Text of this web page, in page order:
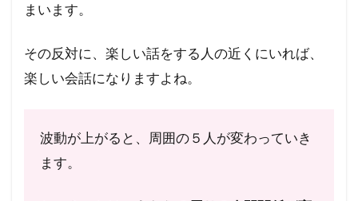
まいます。
その反対に、楽しい話をする人の近くにいれば、
楽しい会話になりますよね。
波動が上がると、周囲の５人が変わっていき
ます。